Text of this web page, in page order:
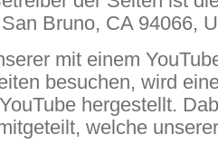
Bruno, CA 94066,
mit einem
besuchen, wird
hergestellt.
welche